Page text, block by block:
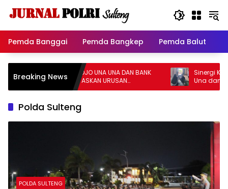
Pemda Banggai
Pemda Bangkep Pemda Balut
Breaking News
SINERGI BPKAD TOJO UNA UNA DAN BANK
SULTENG PRIORITASKAN URUSAN
KEMANUSIAAN
Sinergi
Una dan Bank
Masal
Polda Sulteng
POLDA SULTENG